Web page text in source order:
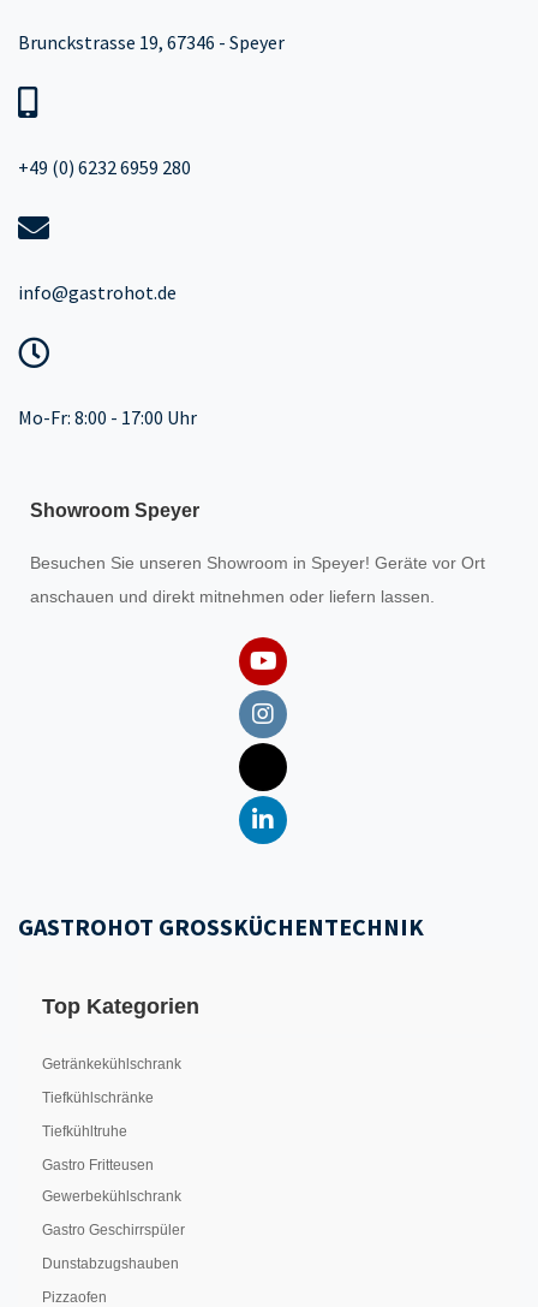
Brunckstrasse 19, 67346 - Speyer
+49 (0) 6232 6959 280
info@gastrohot.de
Mo-Fr: 8:00 - 17:00 Uhr
Showroom Speyer
Besuchen Sie unseren Showroom in Speyer! Geräte vor Ort
anschauen und direkt mitnehmen oder liefern lassen.
GASTROHOT GROSSKÜCHENTECHNIK
Top Kategorien
Getränkekühlschrank
Tiefkühlschränke
Tiefkühltruhe
Gastro Fritteusen
Gewerbekühlschrank
Gastro Geschirrspüler
Dunstabzugshauben
Pizzaofen